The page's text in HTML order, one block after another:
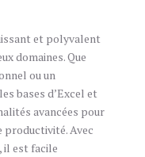
et polyvalent
domaines. Que
ou un
bases d’Excel et
avancées pour
Avec
il est facile